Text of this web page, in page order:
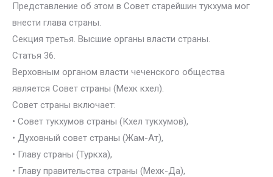
Представление об этом в Совет старейшин тукхума мог
внести глава страны.
Секция третья. Высшие органы власти страны.
Статья 36.
Верховным органом власти чеченского общества
является Совет страны (Мехк кхел).
Совет страны включает:
• Совет тукхумов страны (Кхел тукхумов),
• Духовный совет страны (Жам-Ат),
• Главу страны (Туркха),
• Главу правительства страны (Мехк-Да),